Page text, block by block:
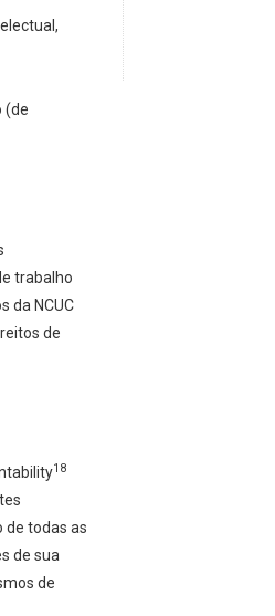
(de
trabalho
da NCUC
de
18
de todas as
de sua
de